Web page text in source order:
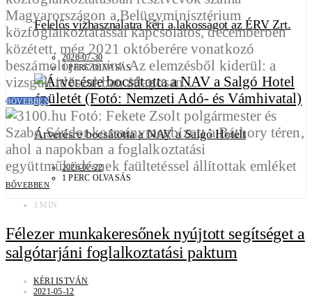
Felelős vízhasználatra kéri a lakosságot az ÉRV Zrt.
2026-07-30
1 PERC OLVASÁS
Árverésre bocsátotta a NAV a Salgó Hotelt
2026-07-22
1 PERC OLVASÁS
Magyarországon a Belügyminisztérium
közfoglalkoztatással kapcsolatos, decemberben
közétett, még 2021 októberére vonatkozó
beszámolója szerint. Az elemzésből kiderül: a
vizsgált időszakban átlagosan…
BŐVEBBEN
BŐVEBBEN
3 MIN
Félezer munkakeresőnek nyújtott segítséget a
salgótarjáni foglalkoztatási paktum
KÉRI ISTVÁN
2021-05-12